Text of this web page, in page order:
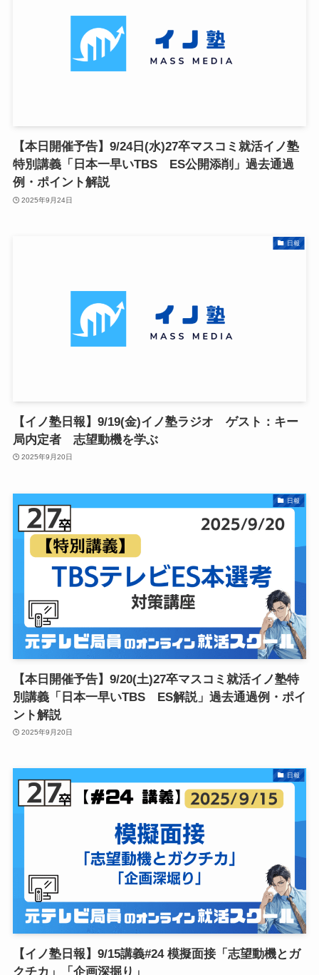
【本日開催予告】9/24日(水)27卒マスコミ就活イノ塾
特別講義「日本一早いTBS ES公開添削」過去通過
例・ポイント解説
2025年9月24日
日報
【イノ塾日報】9/19(金)イノ塾ラジオ ゲスト：キー
局内定者 志望動機を学ぶ
2025年9月20日
日報
【本日開催予告】9/20(土)27卒マスコミ就活イノ塾特
別講義「日本一早いTBS ES解説」過去通過例・ポイ
ント解説
2025年9月20日
日報
【イノ塾日報】9/15講義#24 模擬面接「志望動機とガ
クチカ」「企画深掘り」